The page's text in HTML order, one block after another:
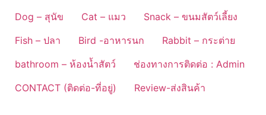
Dog – สุนัข
Cat – แมว
Snack – ขนมสัตว์เลี้ยง
Fish – ปลา
Bird -อาหารนก
Rabbit – กระต่าย
bathroom – ห้องน้ำสัตว์
ช่องทางการติดต่อ : Admin
CONTACT (ติดต่อ-ที่อยู่)
Review-ส่งสินค้า